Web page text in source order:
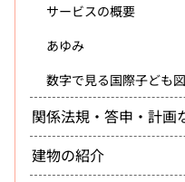
サービスの概要
あゆみ
数字で見る国際子ども
関係法規・答申・計画
建物の紹介